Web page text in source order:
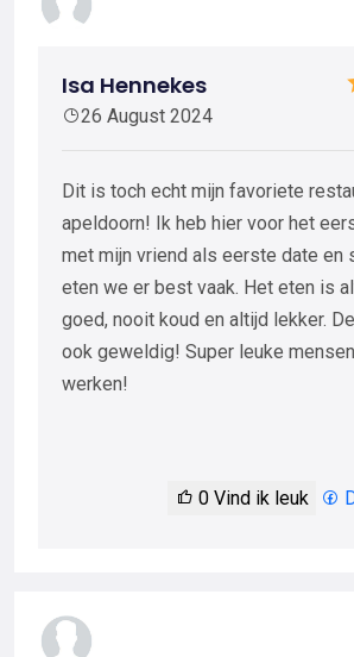
Isa Hennekes
26 August 2024
Dit is toch echt mijn favoriete
apeldoorn! Ik heb hier voor het
met mijn vriend als eerste date en
eten we er best vaak. Het eten is
goed, nooit koud en altijd lekker.
ook geweldig! Super leuke
werken!
0 Vind ik leuk